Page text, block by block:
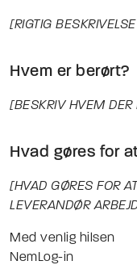
[RIGTIG
Hvem er berørt?
[BESKRIV HVEM DER
Hvad gøres for
[HVAD GØRES FOR
LEVERANDØR
Med venlig hilsen
NemLog-in